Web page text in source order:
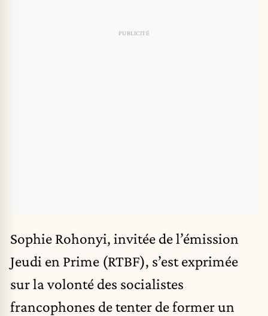
Sophie Rohonyi, invitée de l’émission
Jeudi en Prime (RTBF), s’est exprimée
sur la volonté des socialistes
francophones de tenter de former un